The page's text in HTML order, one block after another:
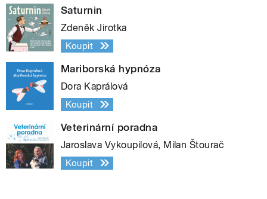
Saturnin
Zdeněk Jirotka
Koupit
Mariborská hypnóza
Dora Kaprálová
Koupit
Veterinární poradna
Jaroslava Vykoupilová, Milan Štourač
Koupit